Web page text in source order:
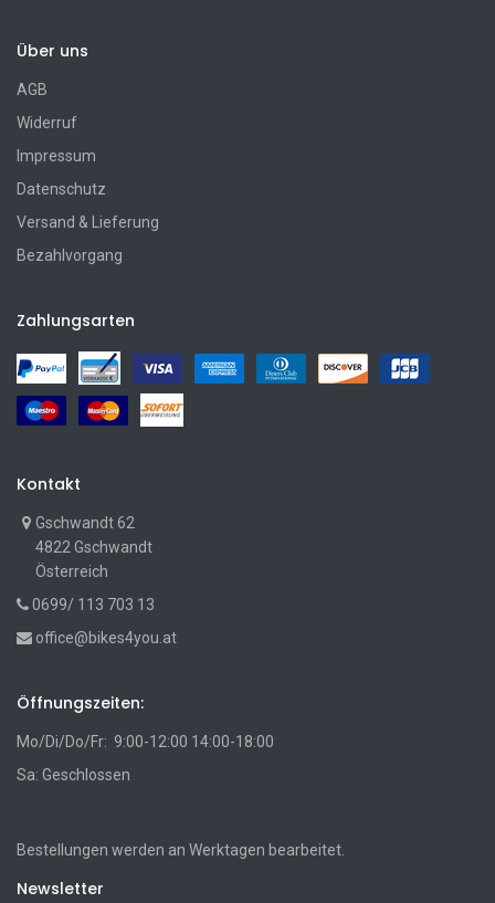
Über uns
AGB
Widerruf
Impressum
Datenschutz
Versand & Lieferung
Bezahlvorgang
Zahlungsarten
Kontakt
Gschwandt 62
4822 Gschwandt
Österreich
0699/ 113 703 13
office@bikes4you.at
Öffnungszeiten:
Mo/Di/Do/Fr: 9:00-12:00 14:00-18:00
Sa: Geschlossen
Bestellungen werden an Werktagen bearbeitet.
Newsletter